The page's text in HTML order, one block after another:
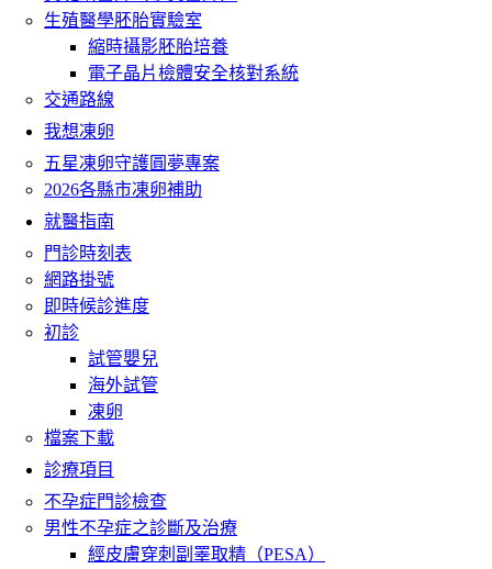
生殖醫學胚胎實驗室
縮時攝影胚胎培養
電子晶片檢體安全核對系統
交通路線
我想凍卵
五星凍卵守護圓夢專案
2026各縣市凍卵補助
就醫指南
門診時刻表
網路掛號
即時候診進度
初診
試管嬰兒
海外試管
凍卵
檔案下載
診療項目
不孕症門診檢查
男性不孕症之診斷及治療
經皮膚穿刺副睪取精（PESA）